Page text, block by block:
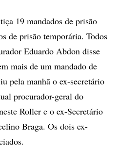
19 mandados de prisão
de prisão temporária. Todos
Eduardo Abdon disse
mais de um mandado de
pela manhã o ex-secretário
procurador-geral do
Roller e o ex-Secretário
Braga. Os dois ex-